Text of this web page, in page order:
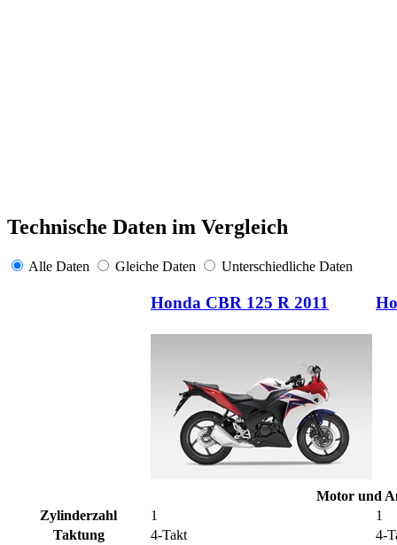
Technische Daten im Vergleich
Alle Daten Gleiche Daten Unterschiedliche Daten
Honda CBR 125 R 2011
Motor und
Zylinderzahl
1
1
Taktung
4-Takt
4-